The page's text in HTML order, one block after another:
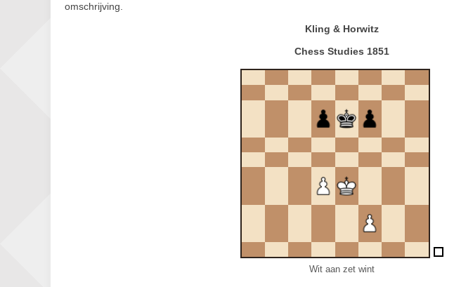
omschrijving.
Kling & Horwitz
Chess Studies 1851
Wit aan zet wint